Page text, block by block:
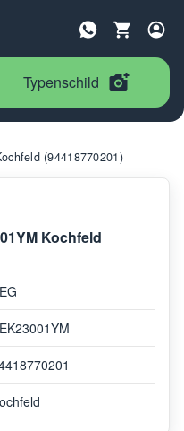
Typenschild
(94418770201)
Kochfeld